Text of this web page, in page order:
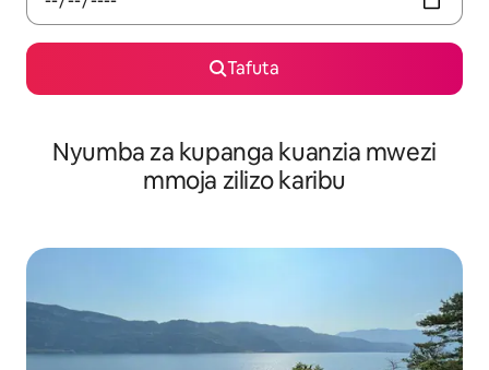
Tafuta
Nyumba za kupanga kuanzia mwezi
mmoja zilizo karibu